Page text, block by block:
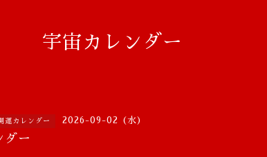
宇宙カレンダー
運カレンダー 2026-09-02 (水)
ダー